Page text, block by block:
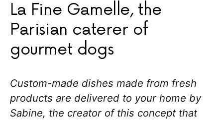
La Fine Gamelle, the
Parisian caterer of
gourmet dogs
Custom-made dishes made from fresh
products are delivered to your home by
Sabine, the creator of this concept that